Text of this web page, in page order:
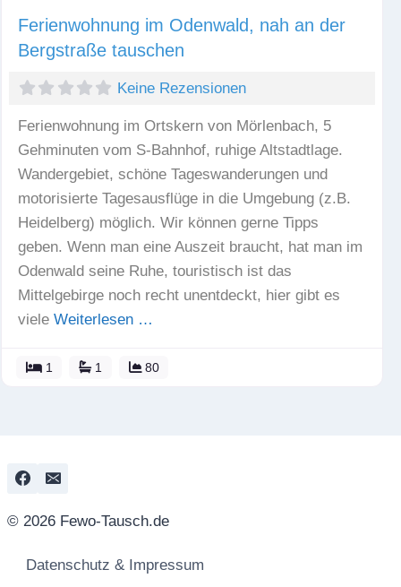
Ferienwohnung im Odenwald, nah an der
Bergstraße tauschen
Keine Rezensionen
Ferienwohnung im Ortskern von Mörlenbach, 5
Gehminuten vom S-Bahnhof, ruhige Altstadtlage.
Wandergebiet, schöne Tageswanderungen und
motorisierte Tagesausflüge in die Umgebung (z.B.
Heidelberg) möglich. Wir können gerne Tipps
geben. Wenn man eine Auszeit braucht, hat man im
Odenwald seine Ruhe, touristisch ist das
Mittelgebirge noch recht unentdeckt, hier gibt es
viele Weiterlesen …
1 1 80
© 2026 Fewo-Tausch.de
Datenschutz & Impressum